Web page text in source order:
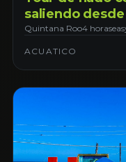
saliendo
Quintana Roo4 horas
ACUATICO